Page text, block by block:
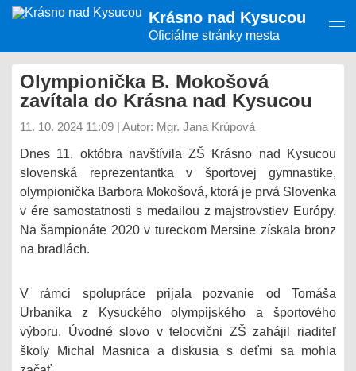
Presunúť
na
Krásno nad Kysucou
Oficiálne stránky mesta
Olympionička B. Mokošová
zavítala do Krásna nad Kysucou
11. 10. 2024 11:09 | Autor: Mgr. Jana Krúpová
Dnes 11. októbra navštívila ZŠ Krásno nad Kysucou
slovenská reprezentantka v športovej gymnastike,
olympionička Barbora Mokošová, ktorá je prvá Slovenka
v ére samostatnosti s medailou z majstrovstiev Európy.
Na šampionáte 2020 v tureckom Mersine získala bronz
na bradlách.
V rámci spolupráce prijala pozvanie od Tomáša
Urbaníka z Kysuckého olympijského a športového
výboru. Úvodné slovo v telocvični ZŠ zahájil riaditeľ
školy Michal Masnica a diskusia s deťmi sa mohla